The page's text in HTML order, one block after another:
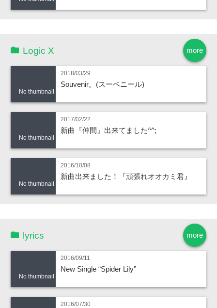
more
Logic X
No thumbnail
2018/03/29
Souvenir。(スーベニール)
No thumbnail
2017/02/22
新曲『仲間』出来てました^^;
No thumbnail
2016/10/08
新曲出来ました！『頑張れオオカミ君』
more
lyrics
No thumbnail
2016/09/11
New Single “Spider Lily”
2016/07/30